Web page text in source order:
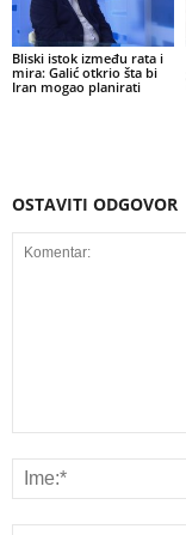
Bliski istok između rata i
mira: Galić otkrio šta bi
Iran mogao planirati
OSTAVITI ODGOVOR